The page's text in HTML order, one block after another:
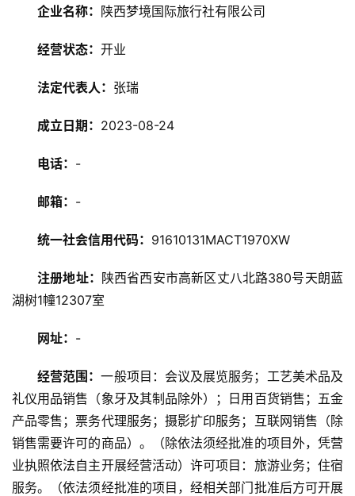
热
门
景
点
企业名称： 陕西梦境国际旅行社有限公司
经营状态： 开业
法定代表人： 张瑞
成立日期： 2023-08-24
电话： -
邮箱： -
统一社会信用代码： 91610131MACT1970XW
注册地址： 陕西省西安市高新区丈八北路380号天朗蓝
湖树1幢12307室
网址： -
经营范围：一般项目：会议及展览服务；工艺美术品及
礼仪用品销售（象牙及其制品除外）；日用百货销售；五金
产品零售；票务代理服务；摄影扩印服务；互联网销售（除
销售需要许可的商品）。（除依法须经批准的项目外，凭营
业执照依法自主开展经营活动）许可项目：旅游业务；住宿
服务。（依法须经批准的项目，经相关部门批准后方可开展